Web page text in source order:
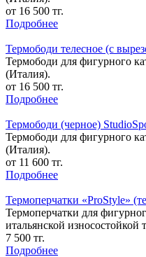
от 16 500 тг.
Подробнее
Термободи телесное (с
Термободи для фигурного
(Италия).
от 16 500 тг.
Подробнее
Термободи (черное)
Термободи для фигурного
(Италия).
от 11 600 тг.
Подробнее
Термоперчатки «ProStyle»
Термоперчатки для
итальянской износостойкой
7 500 тг.
Подробнее